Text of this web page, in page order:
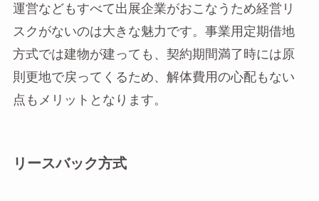
運営などもすべて出展企業がおこなうため経営リ
スクがないのは大きな魅力です。事業用定期借地
方式では建物が建っても、契約期間満了時には原
則更地で戻ってくるため、解体費用の心配もない
点もメリットとなります。
リースバック方式